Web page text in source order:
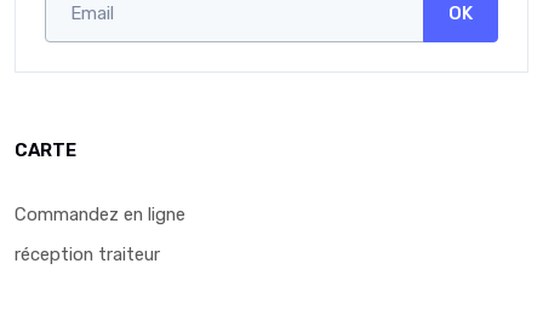
OK
CARTE
Commandez en ligne
réception traiteur